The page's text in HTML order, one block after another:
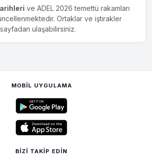
ve ADEL 2026 temettü rakamları
Ortaklar ve iştirakler
ulaşabilirsiniz.
MOBIL UYGULAMA
BIZI TAKIP EDIN